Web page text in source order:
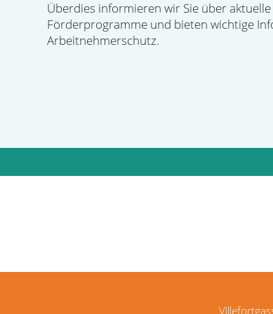
Überdies informieren wir Sie über aktuelle
Förderprogramme und bieten wichtige
Arbeitnehmerschutz.